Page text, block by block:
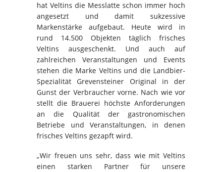
hat Veltins die Messlatte schon immer hoch
angesetzt und damit sukzessive
Markenstärke aufgebaut. Heute wird in
rund 14.500 Objekten täglich frisches
Veltins ausgeschenkt. Und auch auf
zahlreichen Veranstaltungen und Events
stehen die Marke Veltins und die Landbier-
Spezialität Grevensteiner Original in der
Gunst der Verbraucher vorne. Nach wie vor
stellt die Brauerei höchste Anforderungen
an die Qualität der gastronomischen
Betriebe und Veranstaltungen, in denen
frisches Veltins gezapft wird.
„Wir freuen uns sehr, dass wie mit Veltins
einen starken Partner für unsere